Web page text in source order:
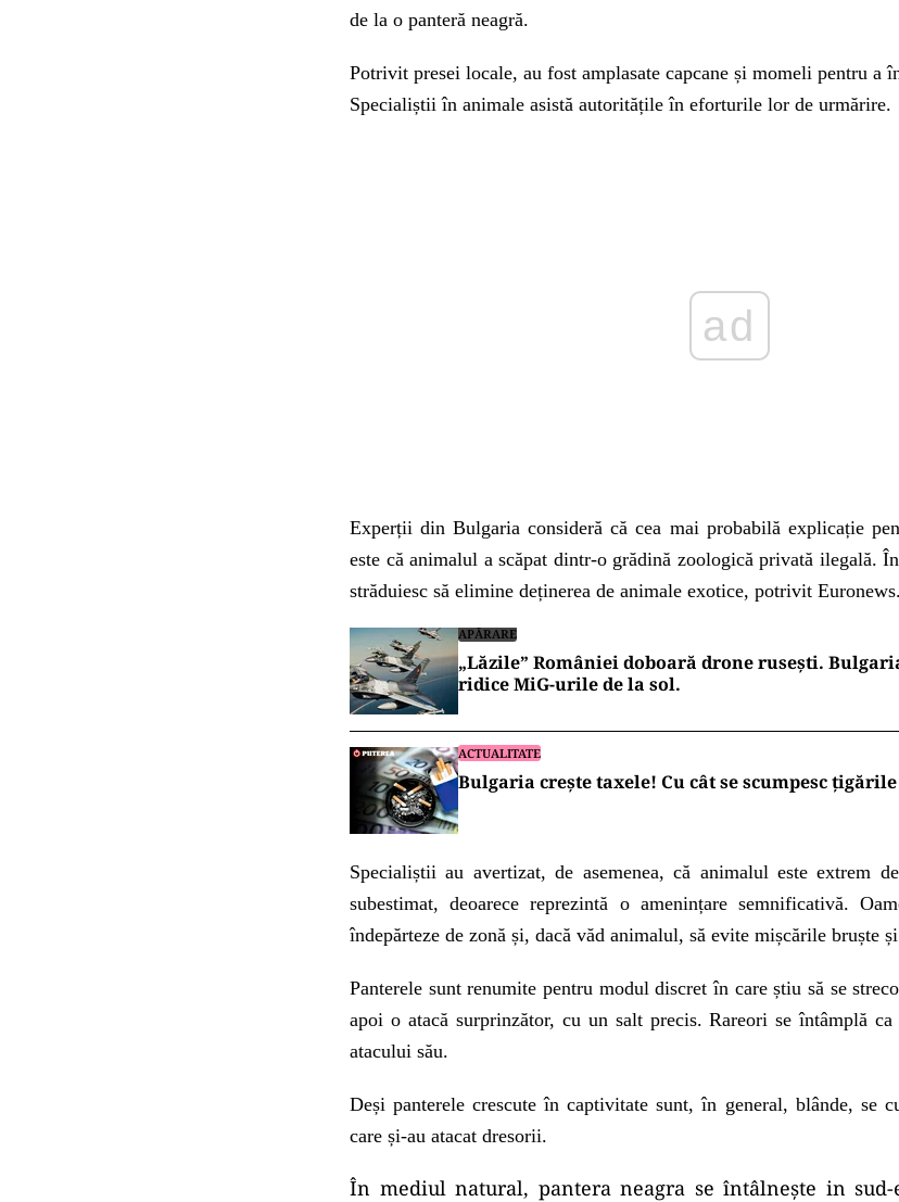
de la o panteră neagră.
Potrivit presei locale, au fost amplasate capcane și momeli pentru a
Specialiștii în animale asistă autoritățile în eforturile lor de urmărire.
Experții din Bulgaria consideră că cea mai probabilă explicație
este că animalul a scăpat dintr-o grădină zoologică privată ilegală.
străduiesc să elimine deținerea de animale exotice, potrivit Euronews.
APĂRARE
„Lăzile” României doboară drone rusești.
ridice MiG-urile de la sol.
ACTUALITATE
Bulgaria crește taxele! Cu cât se scumpesc țigările
Specialiștii au avertizat, de asemenea, că animalul este extrem
subestimat, deoarece reprezintă o amenințare semnificativă.
îndepărteze de zonă și, dacă văd animalul, să evite mișcările bruște
Panterele sunt renumite pentru modul discret în care știu să se
apoi o atacă surprinzător, cu un salt precis. Rareori se întâmplă ca
atacului său.
Deși panterele crescute în captivitate sunt, în general, blânde, se
care și-au atacat dresorii.
În mediul natural, pantera neagra se întâlnește in